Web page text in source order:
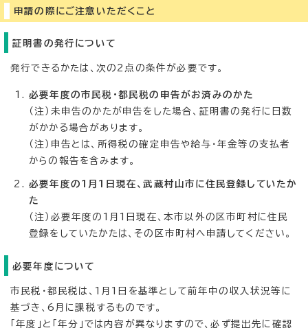
申請の際にご注意いただくこと
証明書の発行について
発行できるかたは、次の2点の条件が必要です。
必要年度の市民税・都民税の申告がお済みのかた
（注）未申告のかたが申告をした場合、証明書の発行に日数
がかかる場合があります。
（注）申告とは、所得税の確定申告や給与・年金等の支払者
からの報告を含みます。
必要年度の1月1日現在、武蔵村山市に住民登録していたか
た
（注）必要年度の1月1日現在、本市以外の区市町村に住民
登録をしていたかたは、その区市町村へ申請してください。
必要年度について
市民税・都民税は、1月1日を基準として前年中の収入状況等に
基づき、6月に課税するものです。
「年度」と「年分」では内容が異なりますので、必ず提出先に確認